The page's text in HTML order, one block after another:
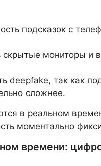
подсказок с
скрытые мониторы и
deepfake, так как
сложнее.
в реальном
моментально
времени: